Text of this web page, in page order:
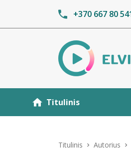
+370 667 80
Titulinis
Titulinis Autorius